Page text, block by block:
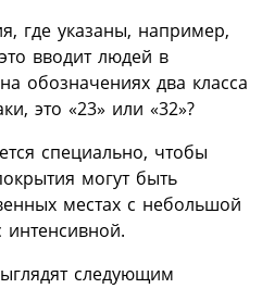
где указаны, например,
вводит людей в
обозначениях два класса
это «23» или «32»?
специально, чтобы
могут быть
местах с небольшой
следующим